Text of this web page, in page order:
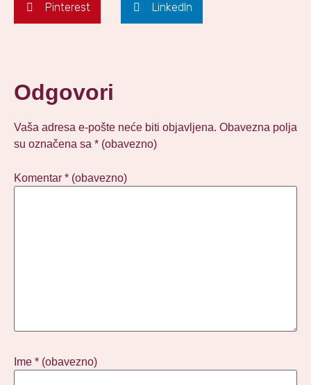
Pinterest LinkedIn
Odgovori
Vaša adresa e-pošte neće biti objavljena. Obavezna polja
su označena sa * (obavezno)
Komentar * (obavezno)
Ime * (obavezno)